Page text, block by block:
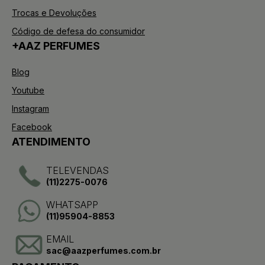
Trocas e Devoluções
Código de defesa do consumidor
+AAZ PERFUMES
Blog
Youtube
Instagram
Facebook
ATENDIMENTO
TELEVENDAS
(11)2275-0076
WHATSAPP
(11)95904-8853
EMAIL
sac@aazperfumes.com.br